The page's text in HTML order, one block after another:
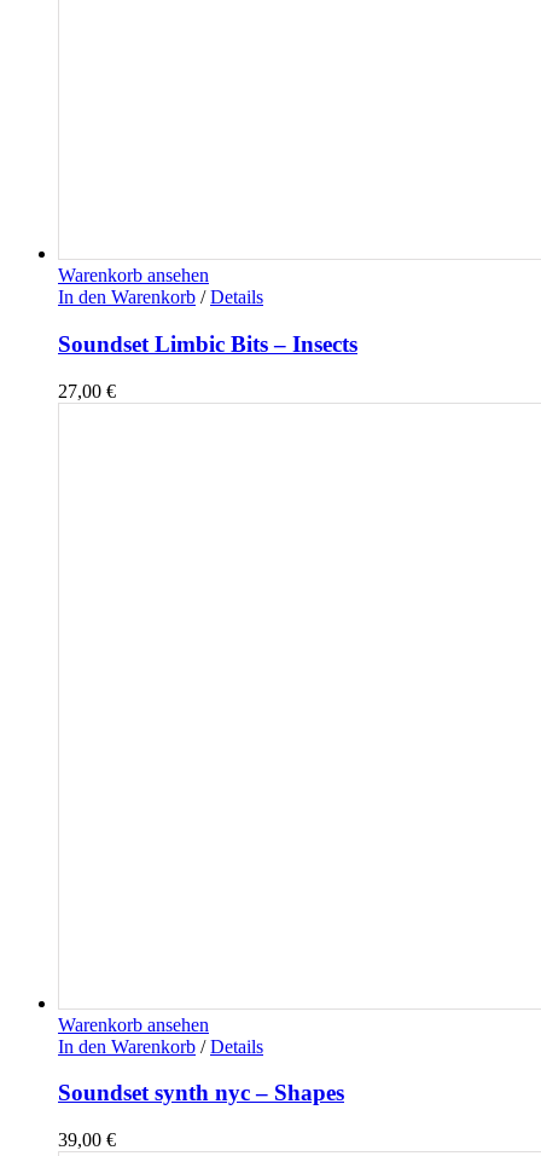
Warenkorb ansehen
In den Warenkorb / Details
Soundset Limbic Bits – Insects
27,00 €
Warenkorb ansehen
In den Warenkorb / Details
Soundset synth nyc – Shapes
39,00 €